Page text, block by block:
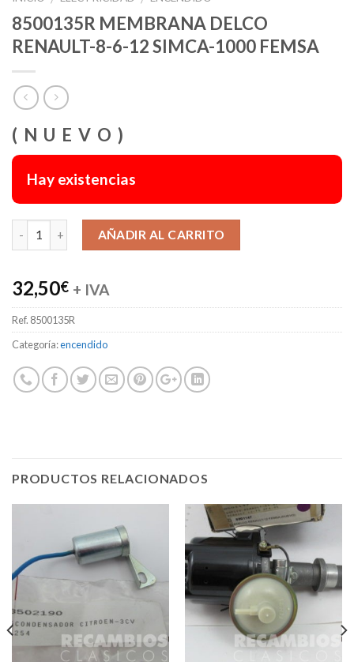
8500135R MEMBRANA DELCO
RENAULT-8-6-12 SIMCA-1000 FEMSA
( N U E V O )
Hay existencias
AÑADIR AL CARRITO
32,50€ + IVA
Ref. 8500135R
Categoría:encendido
PRODUCTOS RELACIONADOS